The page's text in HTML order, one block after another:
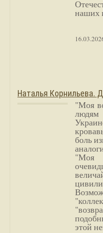
наших
Наталья Корнильева.
"Моя
боль
"Моя
этой